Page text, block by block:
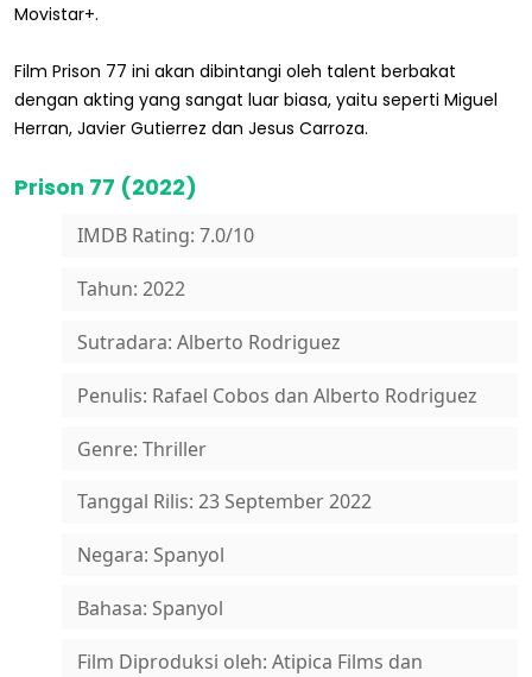
Movistar+.
Film Prison 77 ini akan dibintangi oleh talent berbakat
dengan akting yang sangat luar biasa, yaitu seperti Miguel
Herran, Javier Gutierrez dan Jesus Carroza.
Prison 77 (2022)
IMDB Rating: 7.0/10
Tahun: 2022
Sutradara: Alberto Rodriguez
Penulis: Rafael Cobos dan Alberto Rodriguez
Genre: Thriller
Tanggal Rilis: 23 September 2022
Negara: Spanyol
Bahasa: Spanyol
Film Diproduksi oleh: Atipica Films dan